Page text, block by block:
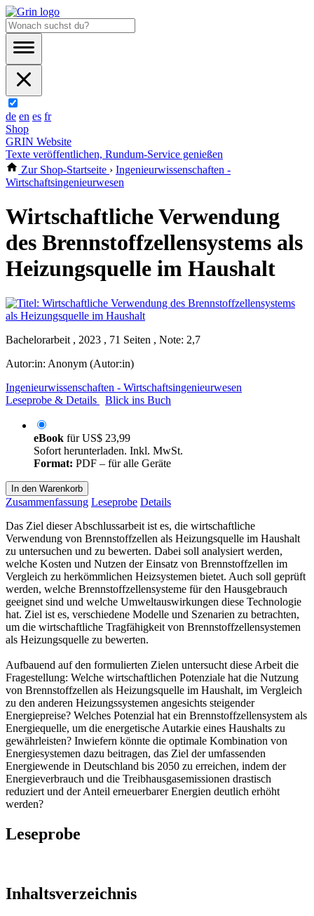
de en es fr
Shop
GRIN Website
Texte veröffentlichen, Rundum-Service genießen
Zur Shop-Startseite › Ingenieurwissenschaften -
Wirtschaftsingenieurwesen
Wirtschaftliche Verwendung
des Brennstoffzellensystems als
Heizungsquelle im Haushalt
Bachelorarbeit , 2023 , 71 Seiten , Note: 2,7
Autor:in: Anonym (Autor:in)
Ingenieurwissenschaften - Wirtschaftsingenieurwesen
Leseprobe & Details
Blick ins Buch
eBook fürUS$ 23,99
Sofort herunterladen. Inkl. MwSt.
Format: PDF – für alle Geräte
In den Warenkorb
Zusammenfassung Leseprobe Details
Das Ziel dieser Abschlussarbeit ist es, die wirtschaftliche
Verwendung von Brennstoffzellen als Heizungsquelle im Haushalt
zu untersuchen und zu bewerten. Dabei soll analysiert werden,
welche Kosten und Nutzen der Einsatz von Brennstoffzellen im
Vergleich zu herkömmlichen Heizsystemen bietet. Auch soll geprüft
werden, welche Brennstoffzellensysteme für den Hausgebrauch
geeignet sind und welche Umweltauswirkungen diese Technologie
hat. Ziel ist es, verschiedene Modelle und Szenarien zu betrachten,
um die wirtschaftliche Tragfähigkeit von Brennstoffzellensystemen
als Heizungsquelle zu bewerten.
Aufbauend auf den formulierten Zielen untersucht diese Arbeit die
Fragestellung: Welche wirtschaftlichen Potenziale hat die Nutzung
von Brennstoffzellen als Heizungsquelle im Haushalt, im Vergleich
zu den anderen Heizungssystemen angesichts steigender
Energiepreise? Welches Potenzial hat ein Brennstoffzellensystem als
Energiequelle, um die energetische Autarkie eines Haushalts zu
gewährleisten? Inwiefern könnte die optimale Kombination von
Energiesystemen dazu beitragen, das Ziel der umfassenden
Energiewende in Deutschland bis 2050 zu erreichen, indem der
Energieverbrauch und die Treibhausgasemissionen drastisch
reduziert und der Anteil erneuerbarer Energien deutlich erhöht
werden?
Leseprobe
Inhaltsverzeichnis